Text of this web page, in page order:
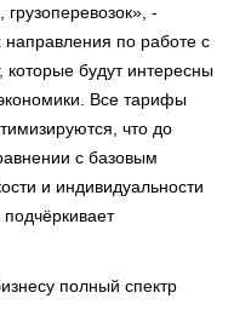
грузоперевозок», -
по работе с
которые будут интересны
Все тарифы
что до
с базовым
и индивидуальности
полный спектр